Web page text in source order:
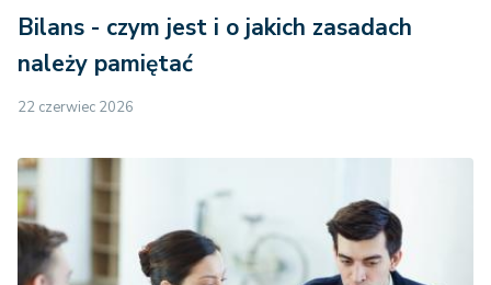
Bilans - czym jest i o jakich zasadach
należy pamiętać
22 czerwiec 2026